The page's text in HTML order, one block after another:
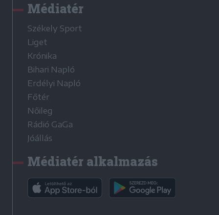
Médiatér
Székely Sport
Liget
Krónika
Bihari Napló
Erdélyi Napló
Főtér
Nőileg
Rádió GaGa
Jóállás
Médiatér alkalmazás